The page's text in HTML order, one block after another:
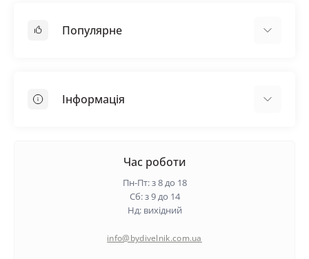
Популярне
Самовирівнююча суміш
Інформація
Гарантія та повернення
Політика конфіденційності
Час роботи
Пн-Пт: з 8 до 18
Сб: з 9 до 14
Нд: вихідний
info@bydivelnik.com.ua